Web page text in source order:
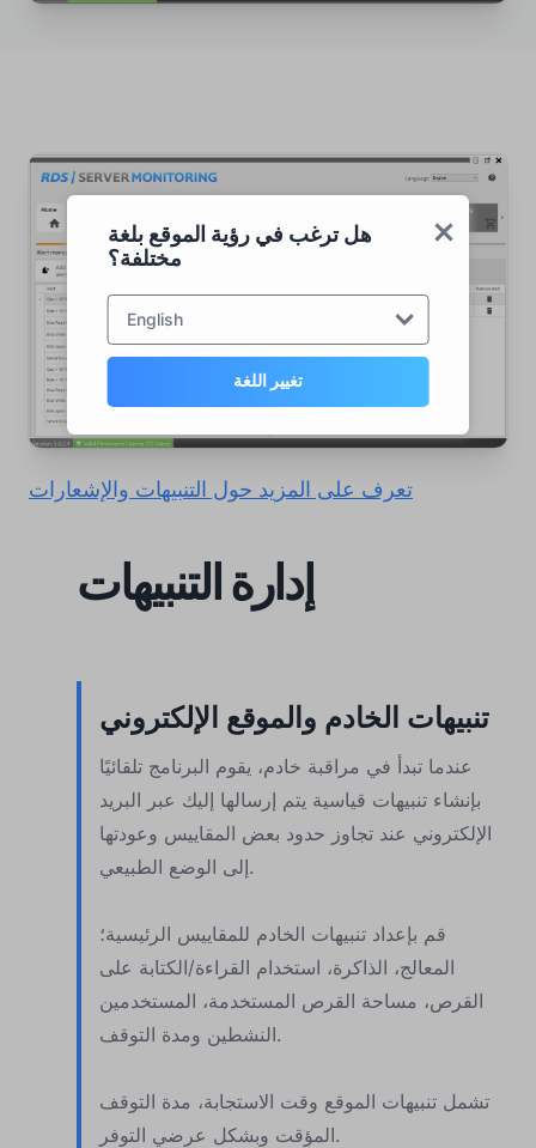
هل ترغب في رؤية الموقع بلغة
مختلفة؟
English
تغيير اللغة
إدارة التنبيهات
تنبيهات الخادم والموقع الإلكتروني
عندما تبدأ في مراقبة خادم، يقوم البرنامج تلقائيًا
بإنشاء تنبيهات قياسية يتم إرسالها إليك عبر البريد
الإلكتروني عند تجاوز حدود بعض المقاييس وعودتها
إلى الوضع الطبيعي.
قم بإعداد تنبيهات الخادم للمقاييس الرئيسية؛
المعالج، الذاكرة، استخدام القراءة/الكتابة على
القرص، مساحة القرص المستخدمة، المستخدمين
النشطين ومدة التوقف.
تشمل تنبيهات الموقع وقت الاستجابة، مدة التوقف
المؤقت وبشكل عرضي التوفر.
تعرف على المزيد حول التنبيهات والإشعارات